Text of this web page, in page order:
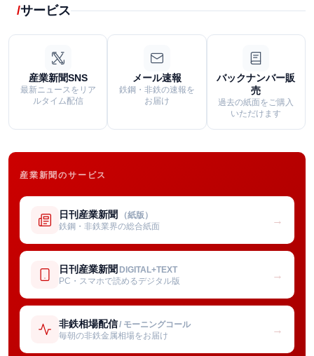
サービス
産業新聞SNS
最新ニュースをリア
ルタイム配信
メール速報
鉄鋼・非鉄の速報を
お届け
バックナンバー販
売
過去の紙面をご購入
いただけます
産業新聞のサービス
日刊産業新聞 （紙版）
鉄鋼・非鉄業界の総合紙面
→
日刊産業新聞 DIGITAL+TEXT
PC・スマホで読めるデジタル版
→
非鉄相場配信/ モーニングコール
毎朝の非鉄金属相場をお届け
→